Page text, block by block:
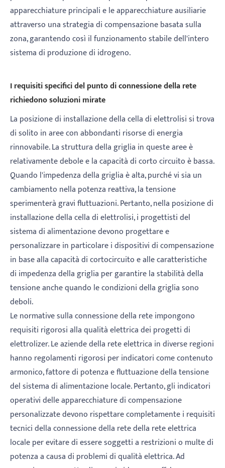
apparecchiature principali e le apparecchiature ausiliarie
attraverso una strategia di compensazione basata sulla
zona, garantendo così il funzionamento stabile dell'intero
sistema di produzione di idrogeno.
I requisiti specifici del punto di connessione della rete
richiedono soluzioni mirate
La posizione di installazione della cella di elettrolisi si trova
di solito in aree con abbondanti risorse di energia
rinnovabile. La struttura della griglia in queste aree è
relativamente debole e la capacità di corto circuito è bassa.
Quando l'impedenza della griglia è alta, purché vi sia un
cambiamento nella potenza reattiva, la tensione
sperimenterà gravi fluttuazioni. Pertanto, nella posizione di
installazione della cella di elettrolisi, i progettisti del
sistema di alimentazione devono progettare e
personalizzare in particolare i dispositivi di compensazione
in base alla capacità di cortocircuito e alle caratteristiche
di impedenza della griglia per garantire la stabilità della
tensione anche quando le condizioni della griglia sono
deboli.
Le normative sulla connessione della rete impongono
requisiti rigorosi alla qualità elettrica dei progetti di
elettrolizer. Le aziende della rete elettrica in diverse regioni
hanno regolamenti rigorosi per indicatori come contenuto
armonico, fattore di potenza e fluttuazione della tensione
del sistema di alimentazione locale. Pertanto, gli indicatori
operativi delle apparecchiature di compensazione
personalizzate devono rispettare completamente i requisiti
tecnici della connessione della rete della rete elettrica
locale per evitare di essere soggetti a restrizioni o multe di
potenza a causa di problemi di qualità elettrica. Ad